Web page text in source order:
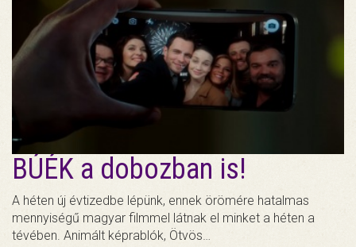
BÚÉK a dobozban is!
A héten új évtizedbe lépünk, ennek örömére hatalmas
mennyiségű magyar filmmel látnak el minket a héten a
tévében. Animált képrablók, Ötvös…